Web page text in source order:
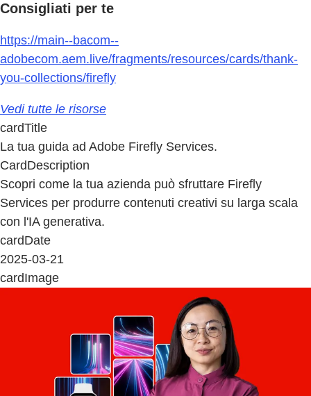
Consigliati per te
https://main--bacom--
adobecom.aem.live/fragments/resources/cards/thank-
you-collections/firefly
Vedi tutte le risorse
cardTitle
La tua guida ad Adobe Firefly Services.
CardDescription
Scopri come la tua azienda può sfruttare Firefly
Services per produrre contenuti creativi su larga scala
con l'IA generativa.
cardDate
2025-03-21
cardImage